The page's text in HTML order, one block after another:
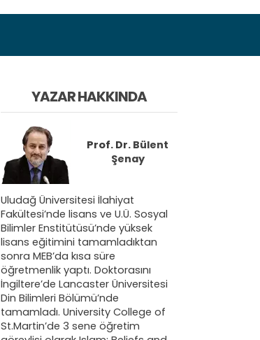
YAZAR HAKKINDA
Prof. Dr. Bülent
Şenay
Uludağ Üniversitesi İlahiyat
Fakültesi’nde lisans ve U.Ü. Sosyal
Bilimler Enstitütüsü’nde yüksek
lisans eğitimini tamamladıktan
sonra MEB’da kısa süre
öğretmenlik yaptı. Doktorasını
İngiltere’de Lancaster Üniversitesi
Din Bilimleri Bölümü’nde
tamamladı. University College of
St.Martin’de 3 sene öğretim